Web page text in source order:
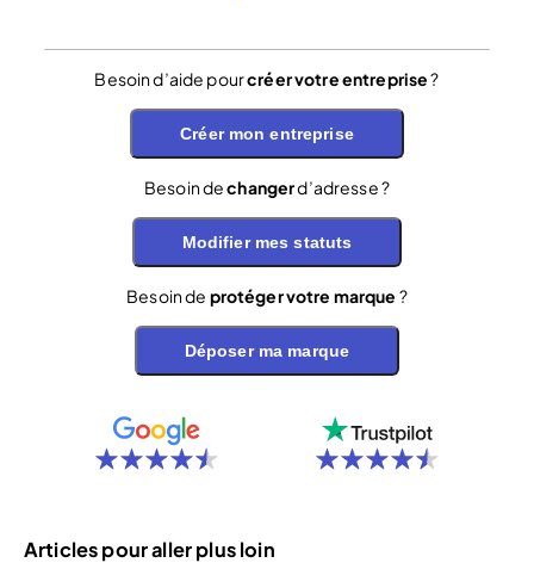
Besoin d’aide pourcréer votre entreprise?
Créer mon entreprise
Besoin dechangerd’adresse ?
Modifier mes statuts
Besoin de protéger votre marque ?
Déposer ma marque
Articles pour aller plus loin